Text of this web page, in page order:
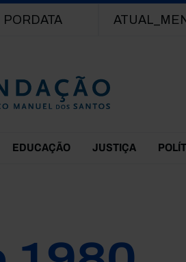
PORDATA
EDUCAÇÃO JUSTIÇA